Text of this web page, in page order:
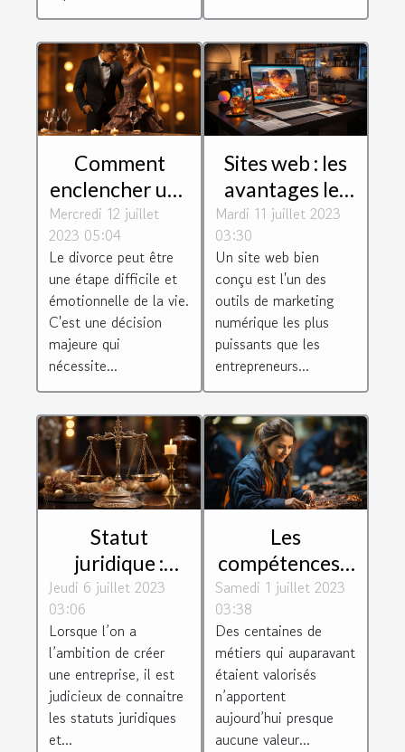
Comment
enclencher une
procédure de
divorce?
Mercredi 12 juillet
2023 05:04
Le divorce peut être
une étape difficile et
émotionnelle de la vie.
C'est une décision
majeure qui
nécessite...
Sites web : les
avantages les
plus
importants
d'avoir un site
web
Mardi 11 juillet 2023
03:30
Un site web bien
conçu est l'un des
outils de marketing
numérique les plus
puissants que les
entrepreneurs...
Statut
juridique :
Comment
choisir le bon
pour son
entreprise ?
Jeudi 6 juillet 2023
03:06
Lorsque l’on a
l’ambition de créer
une entreprise, il est
judicieux de connaitre
les statuts juridiques
et...
Les
compétences à
fortes valeurs
ajoutées que
recherchent
les entreprises
Samedi 1 juillet 2023
03:38
Des centaines de
métiers qui auparavant
étaient valorisés
n’apportent
aujourd’hui presque
aucune valeur...